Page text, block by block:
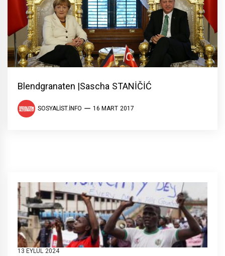
Blendgranaten |Sascha STANİČİĆ
SOSYALIST.INFO 16 MART 2017
13 EYLÜL 2024